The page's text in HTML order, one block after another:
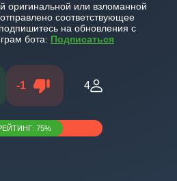
оригинальной или взломанной
соответствующее
на обновления с
бота: Подписаться
-1 4
75%